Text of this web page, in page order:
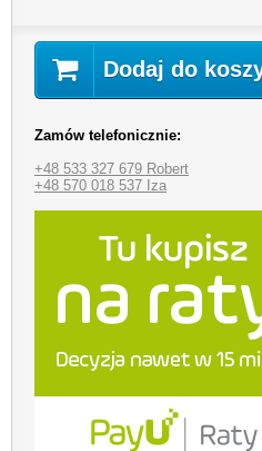
Dodaj do
Zamów telefonicznie:
+48 533 327 679 Robert
+48 570 018 537 Iza